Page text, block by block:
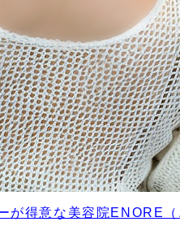
が得意な美容院ENORE